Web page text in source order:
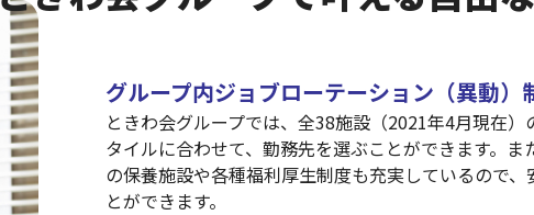
グループ内ジョブローテーション（異動）
ときわ会グループでは、全38施設（2021年4月現在）
タイルに合わせて、勤務先を選ぶことができます。ま
の保養施設や各種福利厚生制度も充実しているので、
とができます。